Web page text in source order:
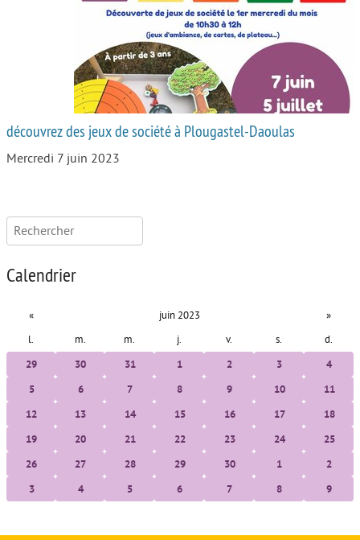
découvrez des jeux de société à Plougastel-Daoulas
Mercredi 7 juin 2023
Rechercher :
Calendrier
« juin 2023 »
l. m. m. j. v. s. d.
29 30 31 1 2 3 4
5 6 7 8 9 10 11
12 13 14 15 16 17 18
19 20 21 22 23 24 25
26 27 28 29 30 1 2
3 4 5 6 7 8 9